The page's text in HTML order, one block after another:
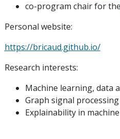
co-program chair for the
Personal website:
https://bricaud.github.io/
Research interests:
Machine learning, data
Graph signal
Explainability in